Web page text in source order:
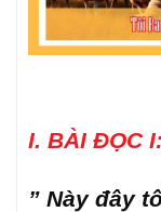
I. BÀI ĐỌC
” Này đây